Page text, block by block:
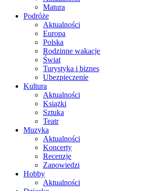
Matura
Podróże
Aktualności
Europa
Polska
Rodzinne wakacje
Świat
Turystyka i biznes
Ubezpieczenie
Kultura
Aktualności
Książki
Sztuka
Teatr
Muzyka
Aktualności
Koncerty
Recenzje
Zapowiedzi
Hobby
Aktualności